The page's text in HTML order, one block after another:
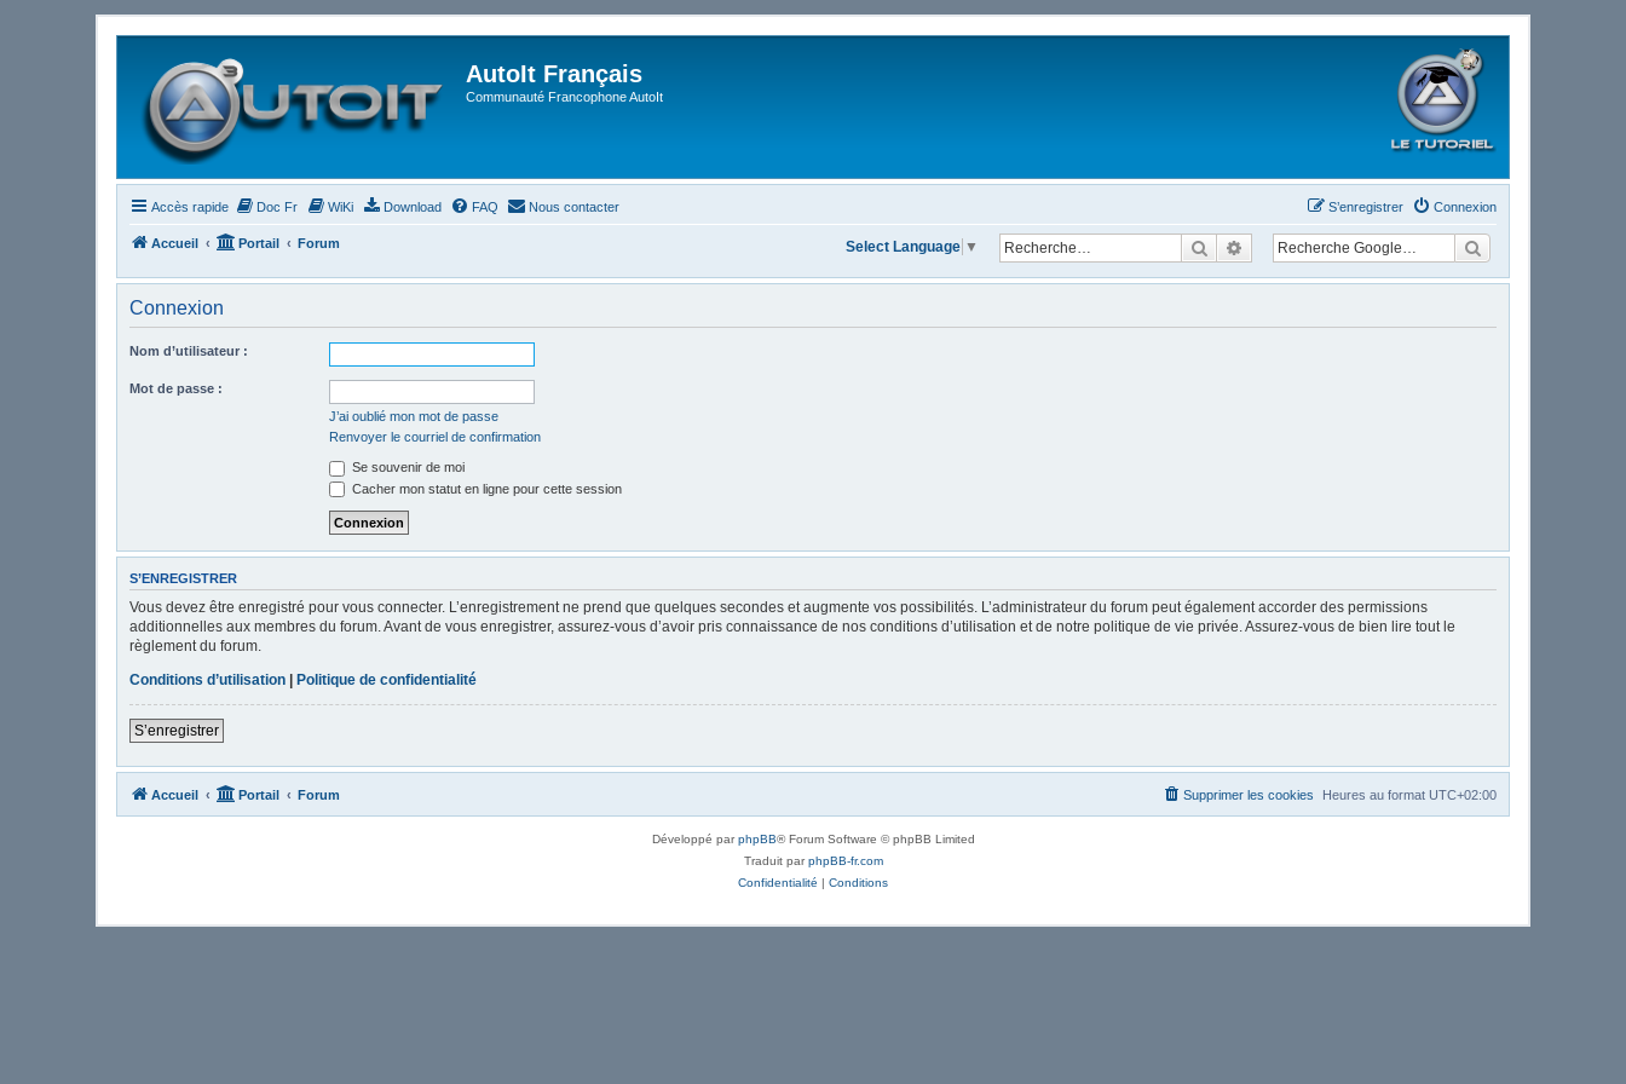
AutoIt Français
Communauté Francophone AutoIt
Accès rapide Doc Fr WiKi Download FAQ Nous contacter Connexion
S’enregistrer
Accueil Portail Forum RechercherRecherche avancée
Select Language ▼
Connexion
Nom d’utilisateur :
Mot de passe :
J’ai oublié mon mot de passe
Renvoyer le courriel de confirmation
Se souvenir de moi
Cacher mon statut en ligne pour cette session
S’ENREGISTRER
Vous devez être enregistré pour vous connecter. L’enregistrement ne prend que quelques secondes et augmente vos possibilités. L’administrateur du forum peut également accorder des permissions
additionnelles aux membres du forum. Avant de vous enregistrer, assurez-vous d’avoir pris connaissance de nos conditions d’utilisation et de notre politique de vie privée. Assurez-vous de bien lire tout le
règlement du forum.
Conditions d’utilisation | Politique de confidentialité
S’enregistrer
Accueil Portail Forum Heures au format UTC+02:00
Supprimer les cookies
Développé parphpBB® Forum Software © phpBB Limited
Traduit parphpBB-fr.com
Confidentialité | Conditions